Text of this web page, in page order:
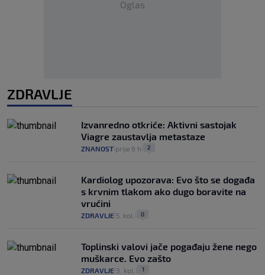
Oglas
ZDRAVLJE
Izvanredno otkriće: Aktivni sastojak
Viagre zaustavlja metastaze
ZNANOST prije 6 h 2
Kardiolog upozorava: Evo što se događa
s krvnim tlakom ako dugo boravite na
vrućini
ZDRAVLJE 5. kol. 0
Toplinski valovi jače pogađaju žene nego
muškarce. Evo zašto
ZDRAVLJE 3. kol. 1